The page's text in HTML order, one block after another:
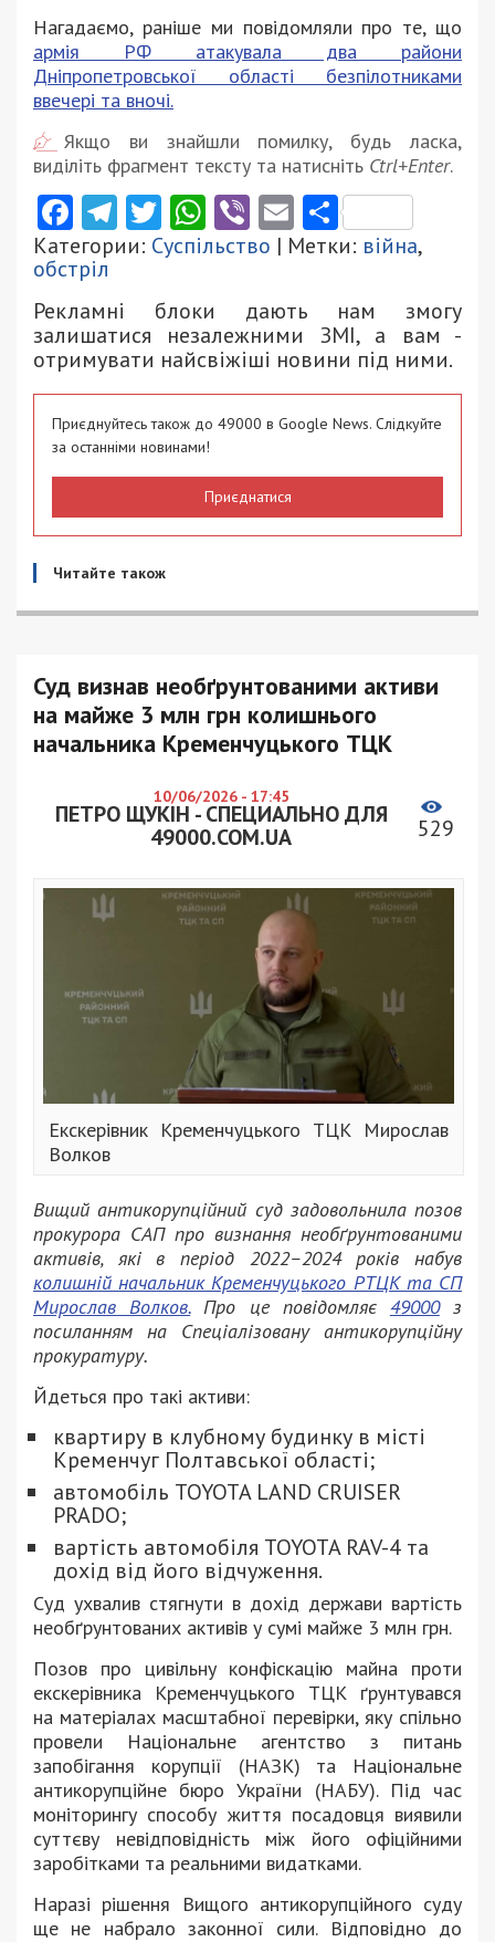
Нагадаємо, раніше ми повідомляли про те, що
армія РФ атакувала два райони
Дніпропетровської області безпілотниками
ввечері та вночі.
Якщо ви знайшли помилку, будь ласка,
виділіть фрагмент тексту та натисніть Ctrl+Enter.
Facebook
Telegram
Twitter
WhatsApp
ViberEmail
Категории: Суспільство | Метки: війна,
обстріл
Рекламні блоки дають нам змогу
залишатися незалежними ЗМІ, а вам -
отримувати найсвіжіші новини під ними.
Приєднуйтесь також до 49000 в Google News. Слідкуйте
за останніми новинами!
Приєднатися
Читайте також
Суд визнав необґрунтованими активи
на майже 3 млн грн колишнього
начальника Кременчуцького ТЦК
10/06/2026 - 17:45
ПЕТРО ЩУКІН - СПЕЦИАЛЬНО ДЛЯ
49000.COM.UA
529
Екскерівник Кременчуцького ТЦК Мирослав
Волков
Вищий антикорупційний суд задовольнила позов
прокурора САП про визнання необґрунтованими
активів, які в період 2022–2024 років набув
колишній начальник Кременчуцького РТЦК та СП
Мирослав Волков.Про це повідомляє 49000з
посиланням на Спеціалізовану антикорупційну
прокуратуру.
Йдеться про такі активи:
квартиру в клубному будинку в місті
Кременчуг Полтавської області;
автомобіль TOYOTA LAND CRUISER
PRADO;
вартість автомобіля TOYOTA RAV-4 та
дохід від його відчуження.
Суд ухвалив стягнути в дохід держави вартість
необґрунтованих активів у сумі майже 3 млн грн.
Позов про цивільну конфіскацію майна проти
екскерівника Кременчуцького ТЦК ґрунтувався
на матеріалах масштабної перевірки, яку спільно
провели Національне агентство з питань
запобігання корупції (НАЗК) та Національне
антикорупційне бюро України (НАБУ). Під час
моніторингу способу життя посадовця виявили
суттєву невідповідність між його офіційними
заробітками та реальними видатками.
Наразі рішення Вищого антикорупційного суду
ще не набрало законної сили. Відповідно до